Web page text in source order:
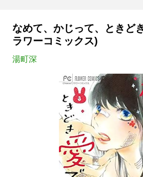
なめて、かじって、ときど
ラワーコミックス)
湯町深